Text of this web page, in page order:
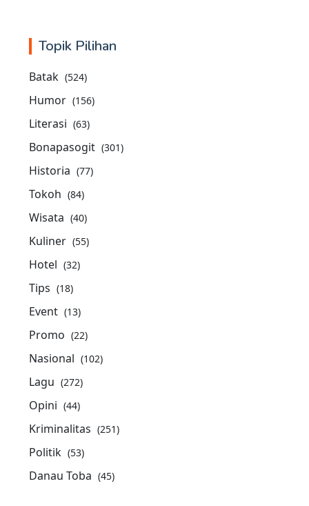
Topik Pilihan
Batak (524)
Humor (156)
Literasi (63)
Bonapasogit (301)
Historia (77)
Tokoh (84)
Wisata (40)
Kuliner (55)
Hotel (32)
Tips (18)
Event (13)
Promo (22)
Nasional (102)
Lagu (272)
Opini (44)
Kriminalitas (251)
Politik (53)
Danau Toba (45)